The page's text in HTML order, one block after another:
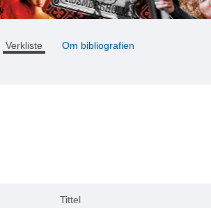
Verkliste Om bibliografien
Tittel